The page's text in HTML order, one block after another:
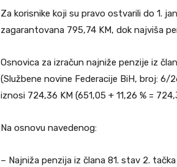
Za korisnike koji su pravo ostvarili do 1.
zagarantovana 795,74 KM, dok najviša
Osnovica za izračun najniže penzije iz
(Službene novine Federacije BiH, broj: 6/
iznosi 724,36 KM (651,05 + 11,26 % =
Na osnovu navedenog:
– Najniža penzija iz člana 81. stav 2.